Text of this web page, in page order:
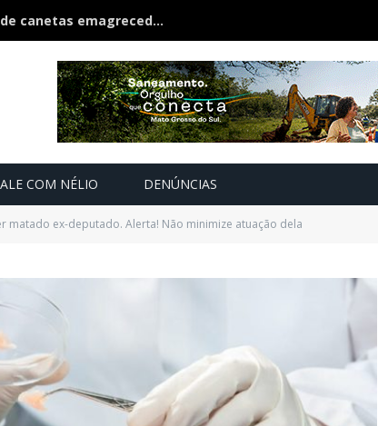
Polícia estoura fábrica clandestina de canetas emagrecedoras é fechada na fronteira
COM NÉLIO DENÚNCIAS
matado ex-deputado. Alerta! Não minimize atuação dela